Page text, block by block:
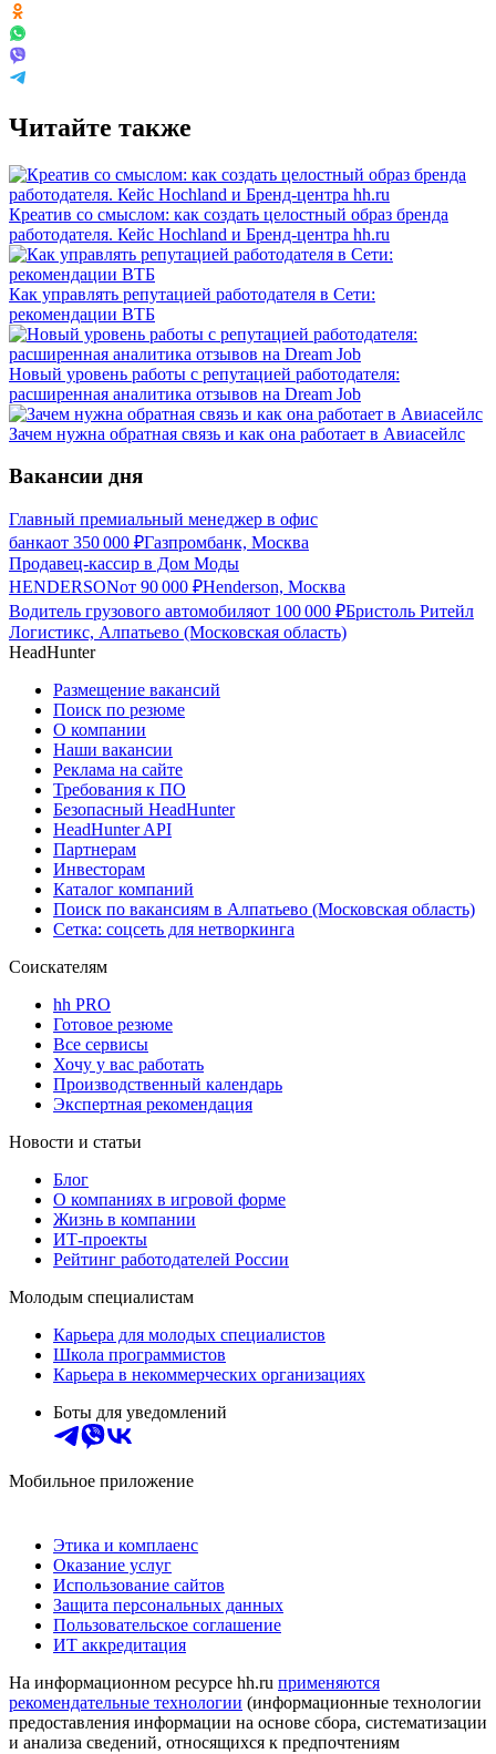
Читайте также
Креатив со смыслом: как создать целостный образ бренда
работодателя. Кейс Hochland и Бренд-центра hh.ru
Как управлять репутацией работодателя в Сети:
рекомендации ВТБ
Новый уровень работы с репутацией работодателя:
расширенная аналитика отзывов на Dream Job
Зачем нужна обратная связь и как она работает в Авиасейлс
Вакансии дня
Главный премиальный менеджер в офис
банкаот 350 000 ₽Газпромбанк, Москва
Продавец-кассир в Дом Моды
HENDERSONот 90 000 ₽Henderson, Москва
Водитель грузового автомобиляот 100 000 ₽Бристоль Ритейл
Логистикс, Алпатьево (Московская область)
HeadHunter
Размещение вакансий
Поиск по резюме
О компании
Наши вакансии
Реклама на сайте
Требования к ПО
Безопасный HeadHunter
HeadHunter API
Партнерам
Инвесторам
Каталог компаний
Поиск по вакансиям в Алпатьево (Московская область)
Сетка: соцсеть для нетворкинга
Соискателям
hh PRO
Готовое резюме
Все сервисы
Хочу у вас работать
Производственный календарь
Экспертная рекомендация
Новости и статьи
Блог
О компаниях в игровой форме
Жизнь в компании
ИТ-проекты
Рейтинг работодателей России
Молодым специалистам
Карьера для молодых специалистов
Школа программистов
Карьера в некоммерческих организациях
Боты для уведомлений
Мобильное приложение
Этика и комплаенс
Оказание услуг
Использование сайтов
Защита персональных данных
Пользовательское соглашение
ИТ аккредитация
На информационном ресурсе hh.ru применяются
рекомендательные технологии (информационные технологии
предоставления информации на основе сбора, систематизации
и анализа сведений, относящихся к предпочтениям